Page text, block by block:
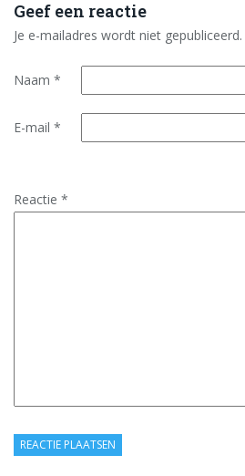
Geef een reactie
Je e-mailadres wordt niet gepubliceerd.
Naam *
E-mail *
Reactie *